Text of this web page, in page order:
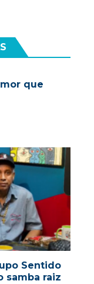
que
Sentido
samba raiz